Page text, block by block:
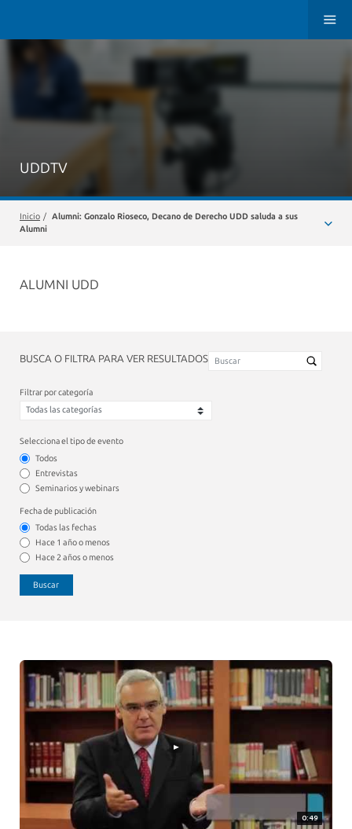
UDDTV
Inicio / Alumni: Gonzalo Rioseco, Decano de Derecho UDD saluda a sus
Alumni
ALUMNI UDD
BUSCA O FILTRA PARA VER RESULTADOS
Filtrar por categoría
Selecciona el tipo de evento
Todos
Entrevistas
Seminarios y webinars
Fecha de publicación
Todas las fechas
Hace 1 año o menos
Hace 2 años o menos
Buscar
0:49